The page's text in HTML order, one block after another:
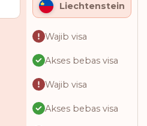
Liechtenstein
Wajib visa
Akses bebas visa
Wajib visa
Akses bebas visa